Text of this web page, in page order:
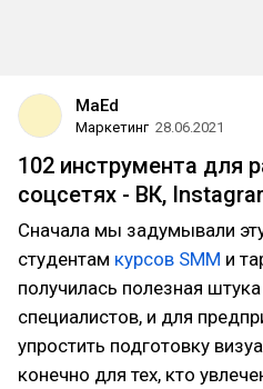
MaEd
Маркетинг 28.06.2021
102 инструмента для
соцсетях - ВК,
Сначала мы задумывали
студентам курсов SMM и
получилась полезная
специалистов, и для
упростить подготовку
конечно для тех, кто